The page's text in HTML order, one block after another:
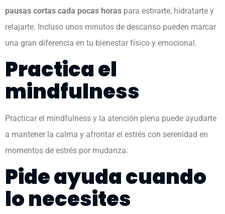
pausas cortas cada pocas horas para estirarte, hidratarte y
relajarte. Incluso unos minutos de descanso pueden marcar
una gran diferencia en tu bienestar físico y emocional.
Practica el
mindfulness
Practicar el mindfulness y la atención plena puede ayudarte
a mantener la calma y afrontar el estrés con serenidad en
momentos de estrés por mudanza.
Pide ayuda cuando
lo necesites